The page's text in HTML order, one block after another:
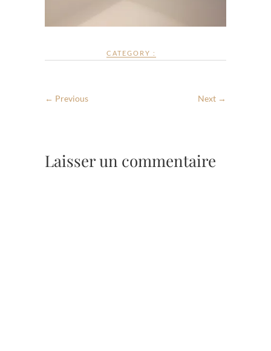
CATEGORY :
← Previous Next →
Laisser un commentaire